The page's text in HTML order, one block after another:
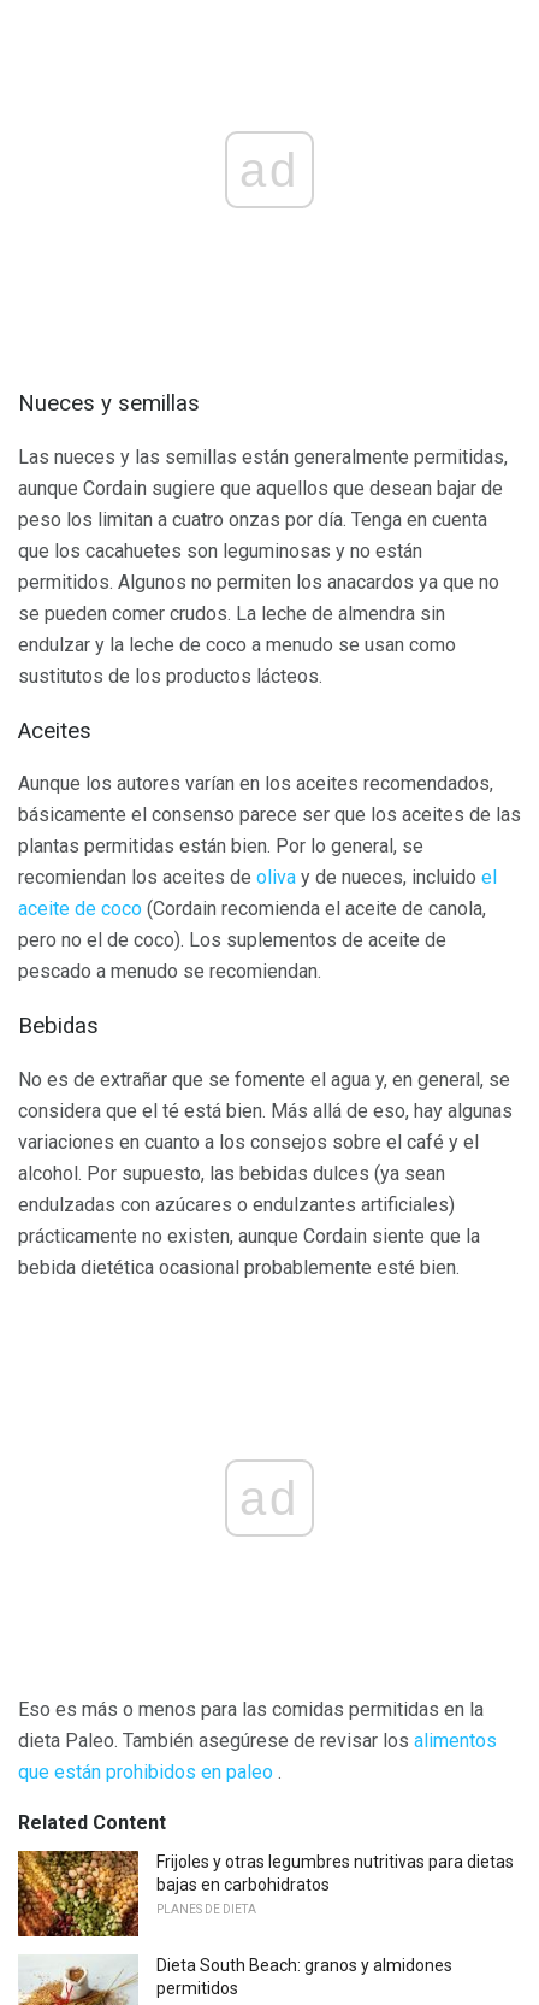
ad
Nueces y semillas
Las nueces y las semillas están generalmente permitidas,
aunque Cordain sugiere que aquellos que desean bajar de
peso los limitan a cuatro onzas por día. Tenga en cuenta
que los cacahuetes son leguminosas y no están
permitidos. Algunos no permiten los anacardos ya que no
se pueden comer crudos. La leche de almendra sin
endulzar y la leche de coco a menudo se usan como
sustitutos de los productos lácteos.
Aceites
Aunque los autores varían en los aceites recomendados,
básicamente el consenso parece ser que los aceites de las
plantas permitidas están bien. Por lo general, se
recomiendan los aceites de oliva y de nueces, incluido el
aceite de coco (Cordain recomienda el aceite de canola,
pero no el de coco). Los suplementos de aceite de
pescado a menudo se recomiendan.
Bebidas
No es de extrañar que se fomente el agua y, en general, se
considera que el té está bien. Más allá de eso, hay algunas
variaciones en cuanto a los consejos sobre el café y el
alcohol. Por supuesto, las bebidas dulces (ya sean
endulzadas con azúcares o endulzantes artificiales)
prácticamente no existen, aunque Cordain siente que la
bebida dietética ocasional probablemente esté bien.
ad
Eso es más o menos para las comidas permitidas en la
dieta Paleo. También asegúrese de revisar los alimentos
que están prohibidos en paleo .
Related Content
Frijoles y otras legumbres nutritivas para dietas
bajas en carbohidratos
PLANES DE DIETA
Dieta South Beach: granos y almidones
permitidos